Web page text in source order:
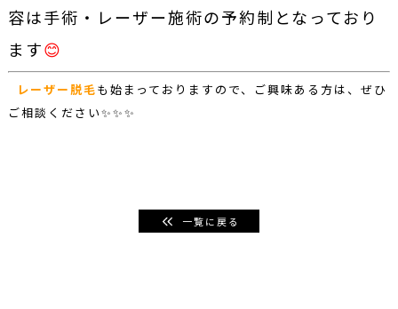
容は手術・レーザー施術の予約制となっており
ます😊
レーザー脱毛も始まっておりますので、ご興味ある方は、ぜひ
ご相談ください✨✨✨
一覧に戻る